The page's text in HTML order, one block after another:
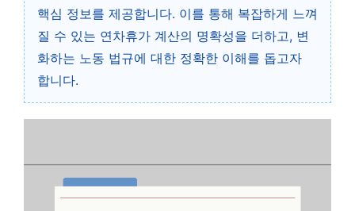
핵심 정보를 제공합니다. 이를 통해 복잡하게 느껴
질 수 있는 연차휴가 계산의 명확성을 더하고, 변
화하는 노동 법규에 대한 정확한 이해를 돕고자
합니다.